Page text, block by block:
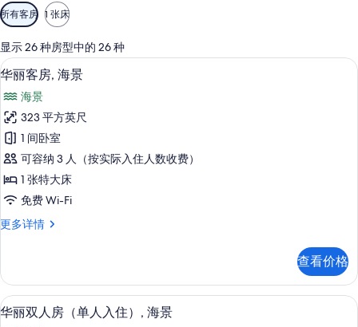
可
用
的
客
房
筛
选
条
件
所有客房 1 张床
显示 26 种房型中的 26 种
显
华
丽
客
房,
海
的
有
照
片
迷你吧、客房内保险箱、办公桌、遮光
4
华丽客房, 海景
海景
323 平方英尺
1 间卧室
可容纳 3 人（按实际入住人数收费）
1 张特大床
免费 Wi-Fi
更多详情
华
海
景
更
查看价格
显
迷你吧、客房内保险箱、办公桌、遮光
4
华丽双人房（单人入住）, 海景